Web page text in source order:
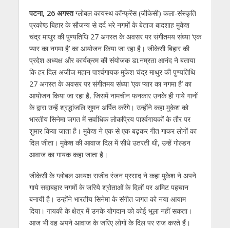
पटना, 26 अगस्तग्लोबल कायस्थ कॉन्फ्रेंस (जीकेसी) कला-संस्कृति
प्रकोष्ठ बिहार के सौजन्य से दर्द भरे नगमों के बेताज बादशाह मुकेश
चंद्र माथुर की पुण्यतिथि 27 अगस्त के अवसर पर संगीतमय संध्या ‘एक
प्यार का नगमा है’ का आयोजन किया जा रहा है। जीकेसी बिहार की
प्रदेश अध्यक्ष और कार्यक्रम की संयोजक डा.नम्रता आनंद ने बताया
कि हर दिल अजीज महान पार्श्वगायक मुकेश चंद्र माथुर की पुण्यतिथि
27 अगस्त के अवसर पर संगीतमय संध्या ‘एक प्यार का नगमा है’ का
आयोजन किया जा रहा है, जिसमें नामचीन फनकार उनके ही गाये गानों
के द्वारा उन्हें श्रद्धांजलि सुमन अर्पित करेंगे। उन्होंने कहा मुकेश को
भारतीय सिनेमा जगत में सर्वाधिक लोकप्रिय पार्श्वगायकों के तौर पर
शुमार किया जाता है। मुकेश ने एक से एक बढ़कर गीत गाकर लोगों का
दिल जीता। मुकेश की आवाज दिल में सीधे उतरती थी, उन्हें गोल्डन
आवाज का गायक कहा जाता है।
जीकेसी के ग्लोबल अध्यक्ष राजीव रंजन प्रसाद ने कहा मुकेश ने अपने
गाये सदाबहार नगमों के जरिये श्रोताओं के दिलों पर अमिट पहचान
बनायी है। उन्होंने भारतीय सिनेमा के संगीत जगत को नया आयाम
दिया। गायकी के क्षेत्र में उनके योगदान को कोई भूला नहीं सकता।
आज भी वह अपने आवाज के जरिए लोगों के दिल पर राज करते हैं।